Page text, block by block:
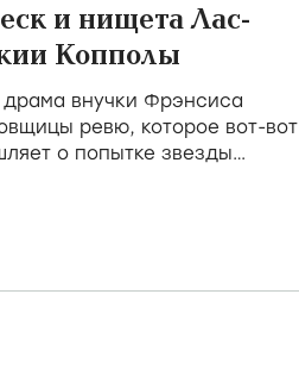
и нищета Лас-
Копполы
внучки Фрэнсиса
ревю, которое вот-вот
о попытке звезды